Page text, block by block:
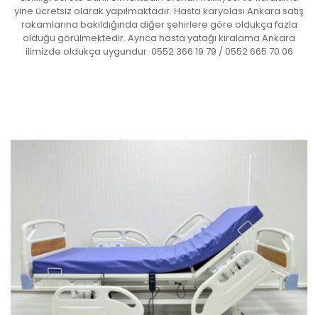
yine ücretsiz olarak yapılmaktadır. Hasta karyolası Ankara satış
rakamlarına bakıldığında diğer şehirlere göre oldukça fazla
olduğu görülmektedir. Ayrıca hasta yatağı kiralama Ankara
ilimizde oldukça uygundur. 0552 366 19 79 / 0552 665 70 06